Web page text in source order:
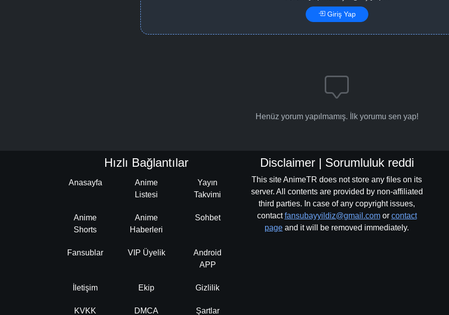
Giriş Yap
Henüz yorum yapılmamış. İlk yorumu sen yap!
Hızlı Bağlantılar
Anasayfa
Anime
Listesi
Yayın
Takvimi
Anime
Shorts
Anime
Haberleri
Sohbet
Fansublar VIP Üyelik
Android
APP
İletişim Ekip Gizlilik
KVKK DMCA Şartlar
Disclaimer | Sorumluluk reddi
This site AnimeTR does not store any files on its
server. All contents are provided by non-affiliated
third parties. In case of any copyright issues,
contactfansubayyildiz@gmail.comor contact
page and it will be removed immediately.